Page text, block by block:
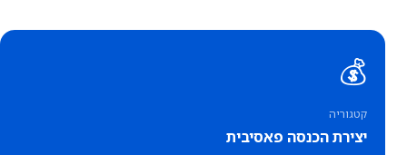
💰
קטגוריה
יצירת הכנסה פאסיבית